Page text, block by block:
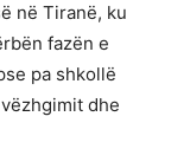
në Tiranë, ku
fazën e
pa shkollë
dhe